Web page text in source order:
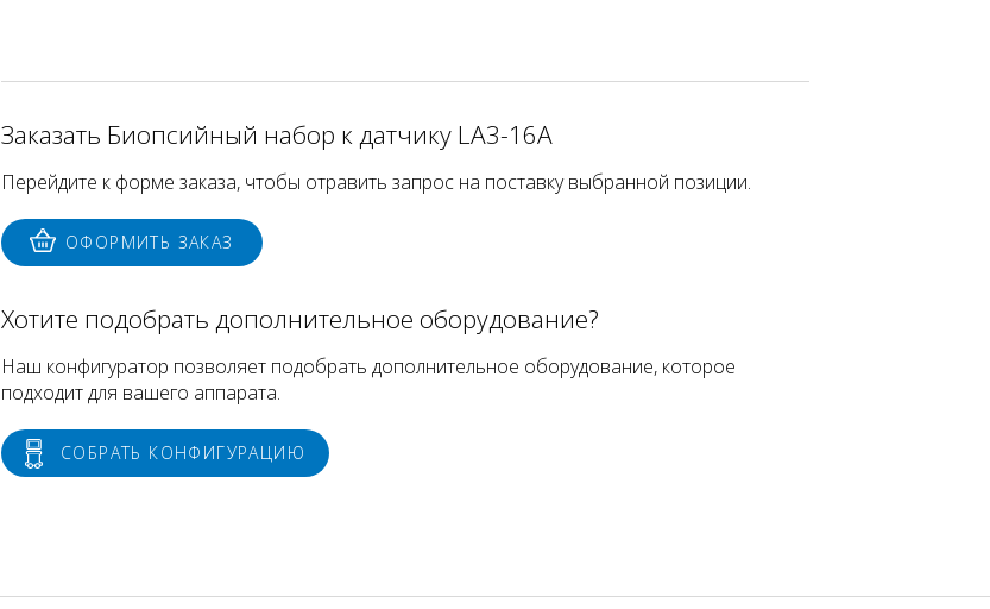
Заказать Биопсийный набор к датчику LA3-16A
Перейдите к форме заказа, чтобы отравить запрос на поставку выбранной позиции.
ОФОРМИТЬ ЗАКАЗ
Хотите подобрать дополнительное оборудование?
Наш конфигуратор позволяет подобрать дополнительное оборудование, которое
подходит для вашего аппарата.
СОБРАТЬ КОНФИГУРАЦИЮ